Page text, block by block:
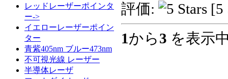
レッドレーザーポインタ
ー->
イエローレーザーポイン
ター
青紫405nm ブルー473nm
不可視光線 レーザー
半導体レーザ
評価:
[5
1から3 を表示